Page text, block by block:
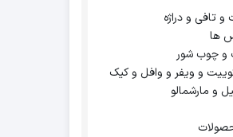
و تافی و دراژه
ها
و چوب شور
و ویفر و وافل و کیک
و مارشمالو